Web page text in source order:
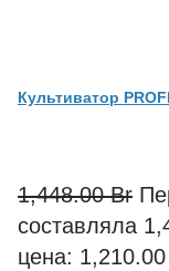
Культиватор
1,448.00Br
составляла
цена: 1,210.00